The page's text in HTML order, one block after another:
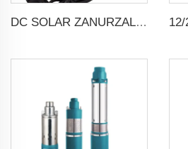
DC SOLAR ZANURZALNA GŁĘBIA POMPA WODNA